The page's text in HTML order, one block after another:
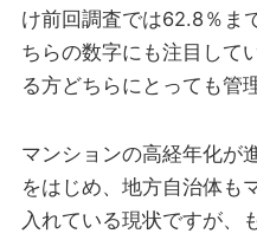
け前回調査では62.8％ま
ちらの数字にも注目して
る方どちらにとっても管
マンションの高経年化が
をはじめ、地方自治体も
入れている現状ですが、